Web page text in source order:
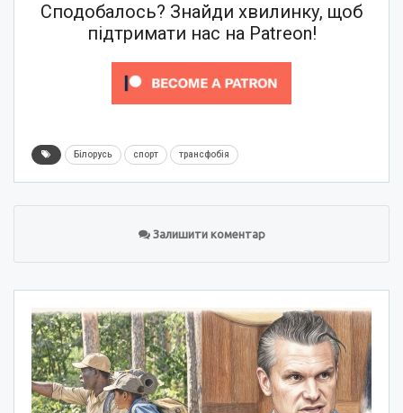
Сподобалось? Знайди хвилинку, щоб
підтримати нас на Patreon!
Білорусь спорт трансфобія
Залишити коментар